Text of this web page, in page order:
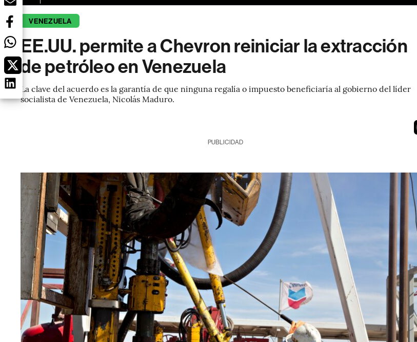
VENEZUELA
EE.UU. permite a Chevron reiniciar la extracción
de petróleo en Venezuela
La clave del acuerdo es la garantía de que ninguna regalía o impuesto beneficiaría al gobierno del líder
socialista de Venezuela, Nicolás Maduro.
PUBLICIDAD